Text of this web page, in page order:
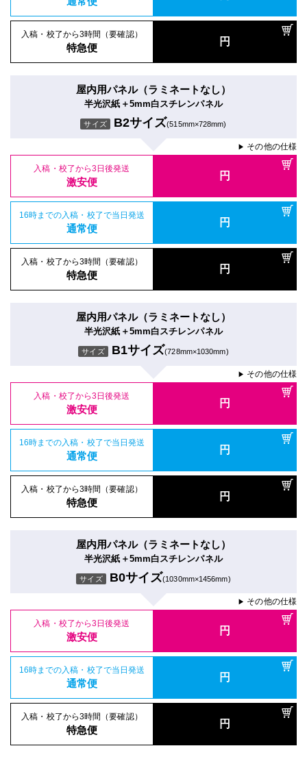
入稿・校了から3時間（要確認）
特急便 円
屋内用パネル（ラミネートなし）
半光沢紙＋5mm白スチレンパネル
サイズ B2サイズ(515mm×728mm)
▶ その他の仕様
入稿・校了から3日後発送
激安便 円
16時までの入稿・校了で当日発送
通常便 円
入稿・校了から3時間（要確認）
特急便 円
屋内用パネル（ラミネートなし）
半光沢紙＋5mm白スチレンパネル
サイズ B1サイズ(728mm×1030mm)
▶ その他の仕様
入稿・校了から3日後発送
激安便 円
16時までの入稿・校了で当日発送
通常便 円
入稿・校了から3時間（要確認）
特急便 円
屋内用パネル（ラミネートなし）
半光沢紙＋5mm白スチレンパネル
サイズ B0サイズ(1030mm×1456mm)
▶ その他の仕様
入稿・校了から3日後発送
激安便 円
16時までの入稿・校了で当日発送
通常便 円
入稿・校了から3時間（要確認）
特急便 円